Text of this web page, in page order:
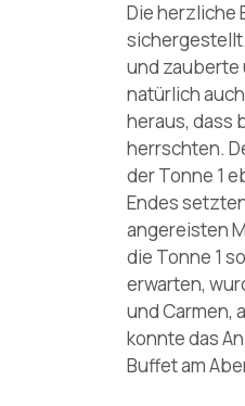
Die herzliche
und zauberte
natürlich
heraus, dass
herrschten.
der Tonne 1
Endes
angereisten
die Tonne 1
erwarten,
und Carmen,
konnte das
Buffet am